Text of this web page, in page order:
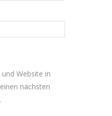
Website in
nächsten